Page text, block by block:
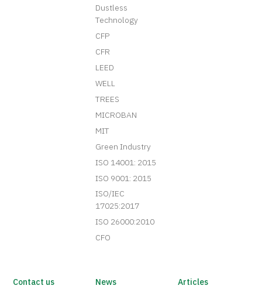
Dustless
Technology
CFP
CFR
LEED
WELL
TREES
MICROBAN
MIT
Green Industry
ISO 14001: 2015
ISO 9001: 2015
ISO/IEC
17025:2017
ISO 26000:2010
CFO
Contact us
News
Articles